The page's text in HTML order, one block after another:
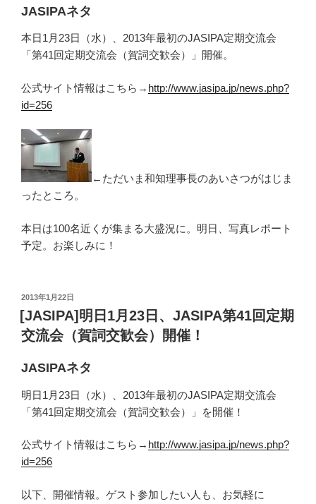
JASIPAネタ
本日1月23日（水）、2013年最初のJASIPA定期交流会
「第41回定期交流会（賀詞交歓会）」開催。
公式サイト情報はこちら→ http://www.jasipa.jp/news.php?
id=256
←ただいま和知理事長のあいさつがはじま
ったところ。
本日は100名近くが集まる大盛況に。明日、写真レポート
予定。お楽しみに！
投
稿
日:
2013年1月22日
[JASIPA]明日1月23日、JASIPA第41回定期
交流会（賀詞交歓会）開催！
JASIPAネタ
明日1月23日（水）、2013年最初のJASIPA定期交流会
「第41回定期交流会（賀詞交歓会）」を開催！
公式サイト情報はこちら→ http://www.jasipa.jp/news.php?
id=256
以下、開催情報。ゲスト参加したい人も、お気軽に